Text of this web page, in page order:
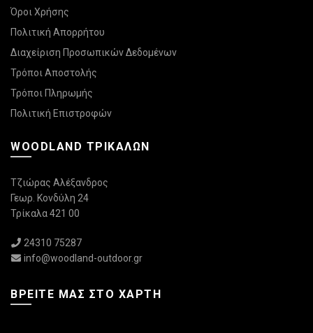
Όροι Χρήσης
Πολιτική Απορρήτου
Διαχείριση Προσωπικών Δεδομένων
Τρόποι Αποστολής
Τρόποι Πληρωμής
Πολιτική Επιστροφών
WOODLAND ΤΡΙΚΆΛΩΝ
Τζιώρας Αλέξανδρος
Γεωρ. Κονδύλη 24
Τρίκαλα 421 00
24310 75287
info@woodland-outdoor.gr
ΒΡΕΊΤΕ ΜΑΣ ΣΤΟ ΧΆΡΤΗ